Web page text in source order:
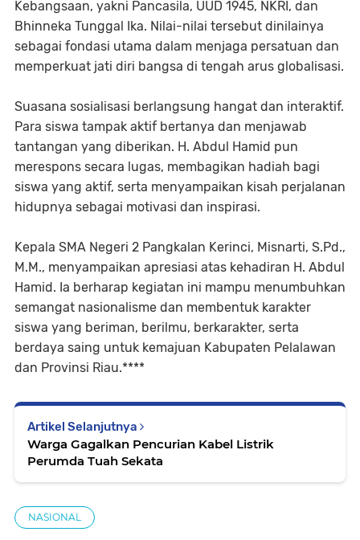
Kebangsaan, yakni Pancasila, UUD 1945, NKRI, dan
Bhinneka Tunggal Ika. Nilai-nilai tersebut dinilainya
sebagai fondasi utama dalam menjaga persatuan dan
memperkuat jati diri bangsa di tengah arus globalisasi.
Suasana sosialisasi berlangsung hangat dan interaktif.
Para siswa tampak aktif bertanya dan menjawab
tantangan yang diberikan. H. Abdul Hamid pun
merespons secara lugas, membagikan hadiah bagi
siswa yang aktif, serta menyampaikan kisah perjalanan
hidupnya sebagai motivasi dan inspirasi.
Kepala SMA Negeri 2 Pangkalan Kerinci, Misnarti, S.Pd.,
M.M., menyampaikan apresiasi atas kehadiran H. Abdul
Hamid. Ia berharap kegiatan ini mampu menumbuhkan
semangat nasionalisme dan membentuk karakter
siswa yang beriman, berilmu, berkarakter, serta
berdaya saing untuk kemajuan Kabupaten Pelalawan
dan Provinsi Riau.****
Artikel Selanjutnya
Warga Gagalkan Pencurian Kabel Listrik
Perumda Tuah Sekata
NASIONAL